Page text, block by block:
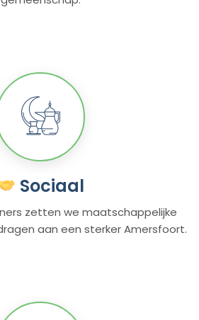
Sociaal
zetten we maatschappelijke
aan een sterker Amersfoort.